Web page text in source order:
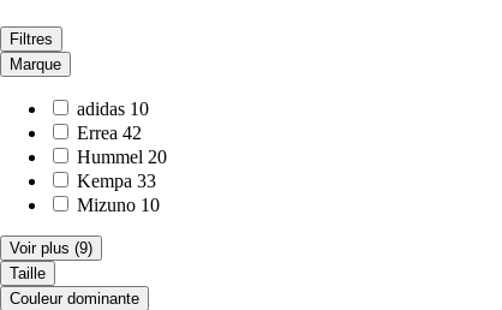
Filtres
Marque
adidas 10
Errea 42
Hummel 20
Kempa 33
Mizuno 10
Voir plus (9)
Taille
Couleur dominante